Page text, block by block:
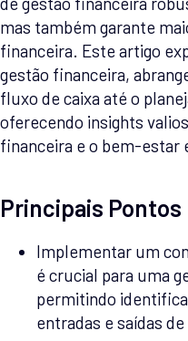
mas também garante
financeira. Este artigo
gestão financeira,
fluxo de caixa até o
oferecendo insights
financeira e o bem-estar
Principais Pontos
Implementar um
é crucial para uma
permitindo
entradas e saídas